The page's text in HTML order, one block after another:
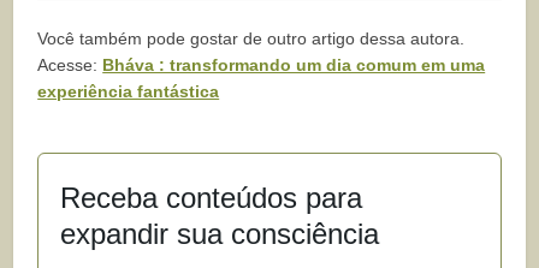
Você também pode gostar de outro artigo dessa autora.
Acesse: Bháva : transformando um dia comum em uma
experiência fantástica
Receba conteúdos para
expandir sua consciência